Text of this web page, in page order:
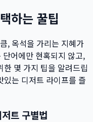
하는 꿀팁
, 옥석을 가리는 지혜가
어에만 현혹되지 않고,
몇 가지 팁을 알려드립
있는 디저트 라이프를 즐
트 구별법